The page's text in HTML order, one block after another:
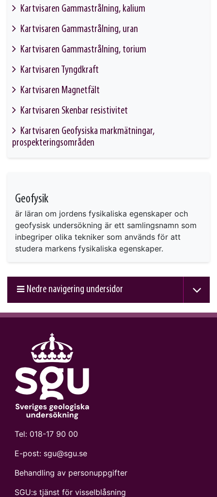
Kartvisaren Gammastrålning, kalium
Kartvisaren Gammastrålning, uran
Kartvisaren Gammastrålning, torium
Kartvisaren Tyngdkraft
Kartvisaren Magnetfält
Kartvisaren Skenbar resistivitet
Kartvisaren Geofysiska markmätningar,
prospekteringsområden
Geofysik
är läran om jordens fysikaliska egenskaper och
geofysisk undersökning är ett samlingsnamn som
inbegriper olika tekniker som används för att
studera markens fysikaliska egenskaper.
Nedre navigering undersidor
Tel: 018-17 90 00
E-post: sgu@sgu.se
Behandling av personuppgifter
SGU:s tjänst för visselblåsning